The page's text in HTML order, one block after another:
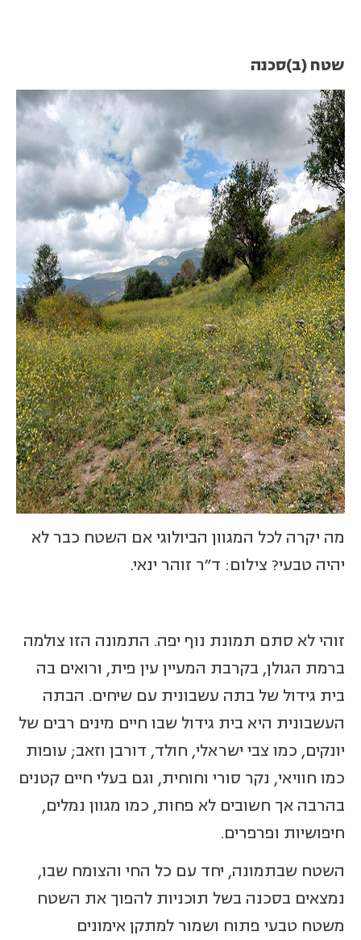
שטח (ב)סכנה
מה יקרה לכל המגוון הביולוגי אם השטח כבר לא
יהיה טבעי? צילום: ד"ר זוהר ינאי.
זוהי לא סתם תמונת נוף יפה. התמונה הזו צולמה
ברמת הגולן, בקרבת המעיין עין פית, ורואים בה
בית גידול של בתה עשבונית עם שיחים. הבתה
העשבונית היא בית גידול שבו חיים מינים רבים של
יונקים, כמו צבי ישראלי, חולד, דורבן וזאב; עופות
כמו חוויאי, נקר סורי וחוחית, וגם בעלי חיים קטנים
בהרבה אך חשובים לא פחות, כמו מגוון נמלים,
חיפושיות ופרפרים.
השטח שבתמונה, יחד עם כל החי והצומח שבו,
נמצאים בסכנה בשל תוכניות להפוך את השטח
משטח טבעי פתוח ושמור למתקן אימונים